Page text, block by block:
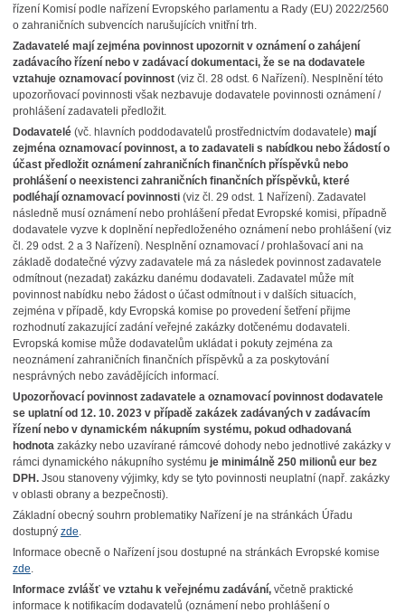
řízení Komisí podle nařízení Evropského parlamentu a Rady (EU) 2022/2560
o zahraničních subvencích narušujících vnitřní trh.
Zadavatelé mají zejména povinnost upozornit v oznámení o zahájení
zadávacího řízení nebo v zadávací dokumentaci, že se na dodavatele
vztahuje oznamovací povinnost (viz čl. 28 odst. 6 Nařízení). Nesplnění této
upozorňovací povinnosti však nezbavuje dodavatele povinnosti oznámení /
prohlášení zadavateli předložit.
Dodavatelé (vč. hlavních poddodavatelů prostřednictvím dodavatele) mají
zejména oznamovací povinnost, a to zadavateli s nabídkou nebo žádostí o
účast předložit oznámení zahraničních finančních příspěvků nebo
prohlášení o neexistenci zahraničních finančních příspěvků, které
podléhají oznamovací povinnosti(viz čl. 29 odst. 1 Nařízení). Zadavatel
následně musí oznámení nebo prohlášení předat Evropské komisi, případně
dodavatele vyzve k doplnění nepředloženého oznámení nebo prohlášení (viz
čl. 29 odst. 2 a 3 Nařízení). Nesplnění oznamovací / prohlašovací ani na
základě dodatečné výzvy zadavatele má za následek povinnost zadavatele
odmítnout (nezadat) zakázku danému dodavateli. Zadavatel může mít
povinnost nabídku nebo žádost o účast odmítnout i v dalších situacích,
zejména v případě, kdy Evropská komise po provedení šetření přijme
rozhodnutí zakazující zadání veřejné zakázky dotčenému dodavateli.
Evropská komise může dodavatelům ukládat i pokuty zejména za
neoznámení zahraničních finančních příspěvků a za poskytování
nesprávných nebo zavádějících informací.
Upozorňovací povinnost zadavatele a oznamovací povinnost dodavatele
se uplatní od 12. 10. 2023 v případě zakázek zadávaných v zadávacím
řízení nebo v dynamickém nákupním systému, pokud odhadovaná
hodnotazakázky nebo uzavírané rámcové dohody nebo jednotlivé zakázky v
rámci dynamického nákupního systému je minimálně 250 milionů eur bez
DPH.Jsou stanoveny výjimky, kdy se tyto povinnosti neuplatní (např. zakázky
v oblasti obrany a bezpečnosti).
Základní obecný souhrn problematiky Nařízení je na stránkách Úřadu
dostupný zde.
Informace obecně o Nařízení jsou dostupné na stránkách Evropské komise
zde.
Informace zvlášť ve vztahu k veřejnému zadávání,včetně praktické
informace k notifikacím dodavatelů (oznámení nebo prohlášení o